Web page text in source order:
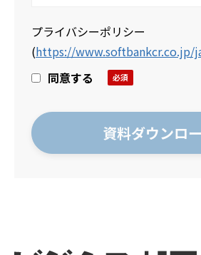
プライバシーポリシー
(https://www.softbankcr.co.jp/
同意する